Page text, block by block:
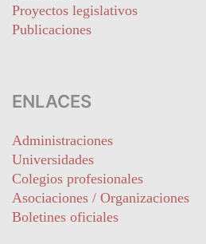
Proyectos legislativos
Publicaciones
ENLACES
Administraciones
Universidades
Colegios profesionales
Asociaciones / Organizaciones
Boletines oficiales